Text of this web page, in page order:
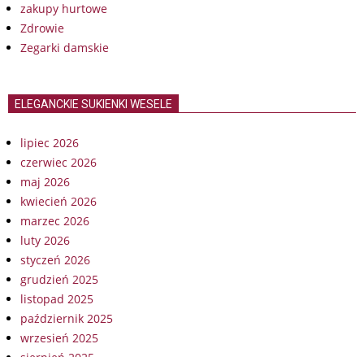
zakupy hurtowe
Zdrowie
Zegarki damskie
ELEGANCKIE SUKIENKI WESELE
lipiec 2026
czerwiec 2026
maj 2026
kwiecień 2026
marzec 2026
luty 2026
styczeń 2026
grudzień 2025
listopad 2025
październik 2025
wrzesień 2025